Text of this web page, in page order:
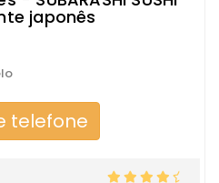
japonês
telefone